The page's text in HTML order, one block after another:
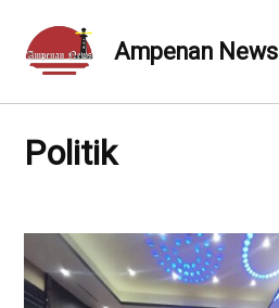
content
Ampenan News
Politik